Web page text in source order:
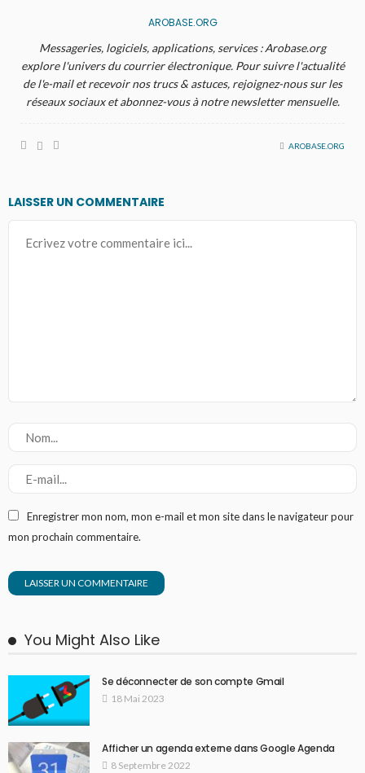
AROBASE.ORG
Messageries, logiciels, applications, services : Arobase.org
explore l'univers du courrier électronique. Pour suivre l'actualité
de l'e-mail et recevoir nos trucs & astuces, rejoignez-nous sur les
réseaux sociaux et abonnez-vous à notre newsletter mensuelle.
AROBASE.ORG
LAISSER UN COMMENTAIRE
Enregistrer mon nom, mon e-mail et mon site dans le navigateur pour
mon prochain commentaire.
You Might Also Like
Se déconnecter de son compte Gmail
18 Mai 2023
Afficher un agenda externe dans Google Agenda
8 Septembre 2022